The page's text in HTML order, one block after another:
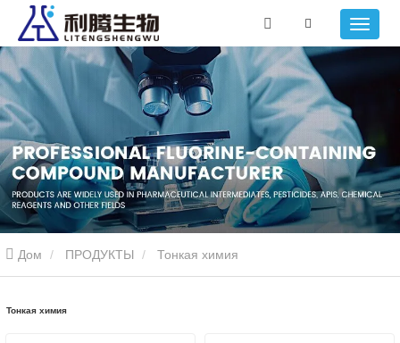
Дом ПРОДУКТЫ Тонкая химия
Тонкая химия